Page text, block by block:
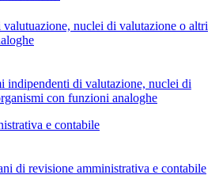
nuclei di valutazione o altri
indipendenti di valutazione, nuclei di
con funzioni analoghe
e contabile
di revisione amministrativa e contabile